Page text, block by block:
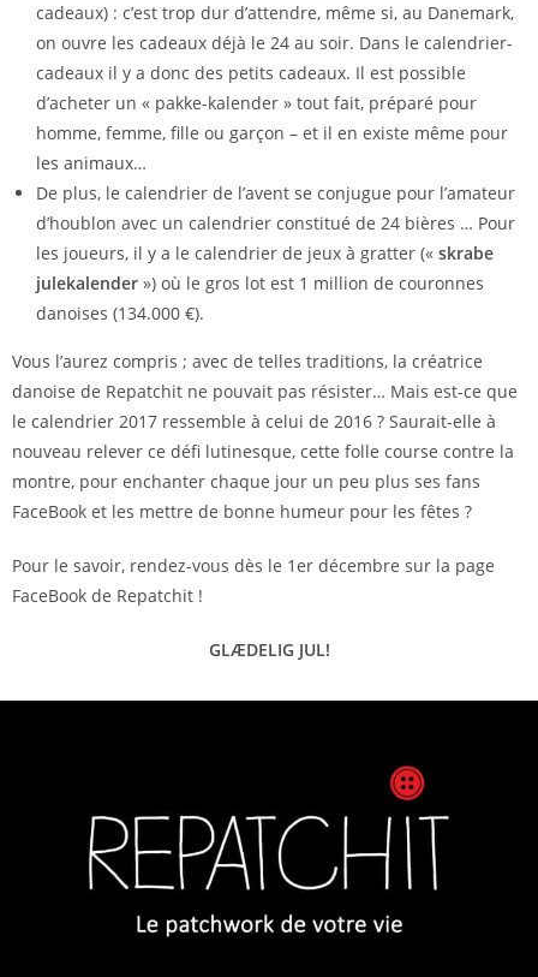
cadeaux) : c’est trop dur d’attendre, même si, au Danemark,
on ouvre les cadeaux déjà le 24 au soir. Dans le calendrier-
cadeaux il y a donc des petits cadeaux. Il est possible
d’acheter un « pakke-kalender » tout fait, préparé pour
homme, femme, fille ou garçon – et il en existe même pour
les animaux…
De plus, le calendrier de l’avent se conjugue pour l’amateur
d’houblon avec un calendrier constitué de 24 bières … Pour
les joueurs, il y a le calendrier de jeux à gratter (« skrabe
julekalender ») où le gros lot est 1 million de couronnes
danoises (134.000 €).
Vous l’aurez compris ; avec de telles traditions, la créatrice
danoise de Repatchit ne pouvait pas résister… Mais est-ce que
le calendrier 2017 ressemble à celui de 2016 ? Saurait-elle à
nouveau relever ce défi lutinesque, cette folle course contre la
montre, pour enchanter chaque jour un peu plus ses fans
FaceBook et les mettre de bonne humeur pour les fêtes ?
Pour le savoir, rendez-vous dès le 1er décembre sur la page
FaceBook de Repatchit !
GLÆDELIG JUL!